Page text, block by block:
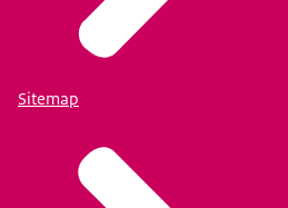
Sitemap